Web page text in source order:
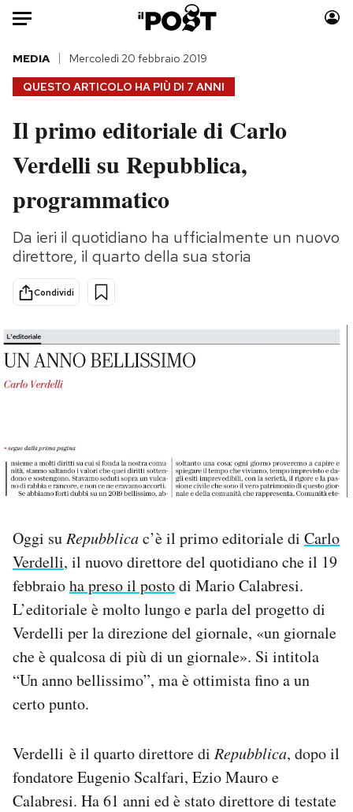
Auto
HOME
Italia
Politica
Tecnologia
Scienza
Cultura
Economia
Moda
Consumismi
Media
PODCAST
I MIEI PREFERITI
SHOP
CALENDARIO
AREA PERSONALE
Area Personale
Newsletter
Hai bisogno di aiuto?
Esci
QUESTO ARTICOLO HA PIÙ DI 7 ANNI
MEDIA Mercoledì 20 febbraio 2019
Il primo editoriale di Carlo
Verdelli su Repubblica,
programmatico
Da ieri il quotidiano ha ufficialmente un nuovo
direttore, il quarto della sua storia
Condividi
Oggi su Repubblicac’è il primo editoriale di Carlo
Verdelli, il nuovo direttore del quotidiano che il 19
febbraioha preso il postodi Mario Calabresi.
L’editoriale è molto lungo e parla del progetto di
Verdelli per la direzione del giornale, «un giornale
che è qualcosa di più di un giornale». Si intitola
“Un anno bellissimo”, ma è ottimista fino a un
certo punto.
Verdelli è il quarto direttore di Repubblica, dopo il
fondatore Eugenio Scalfari, Ezio Mauro e
Calabresi. Ha 61 anni ed è stato direttore di testate